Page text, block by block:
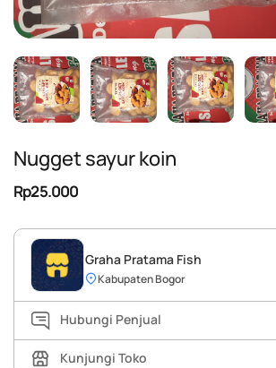
Nugget sayur koin
Rp25.000
Graha Pratama Fish
Kabupaten Bogor
Hubungi Penjual
Kunjungi Toko